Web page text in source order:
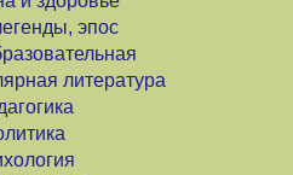
эпос
литература